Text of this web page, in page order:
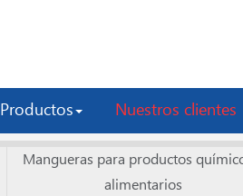
Productos Nuestros clientes
Mangueras para productos
alimentarios